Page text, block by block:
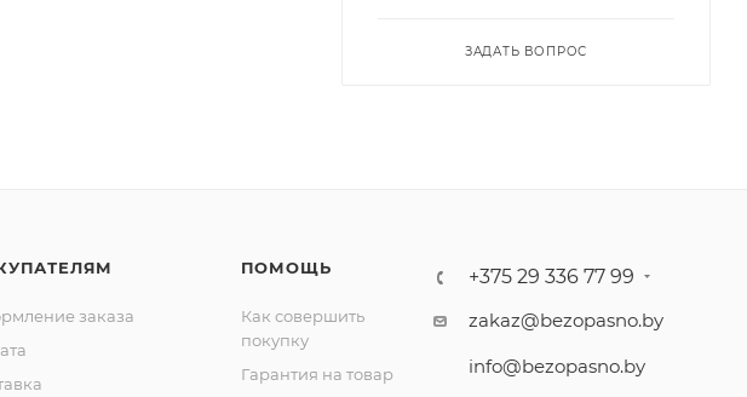
ЗАДАТЬ ВОПРОС
заказа
ПОМОЩЬ
Как совершить
покупку
Гарантия на товар
+375 29 336 77 99
zakaz@bezopasno.by
info@bezopasno.by